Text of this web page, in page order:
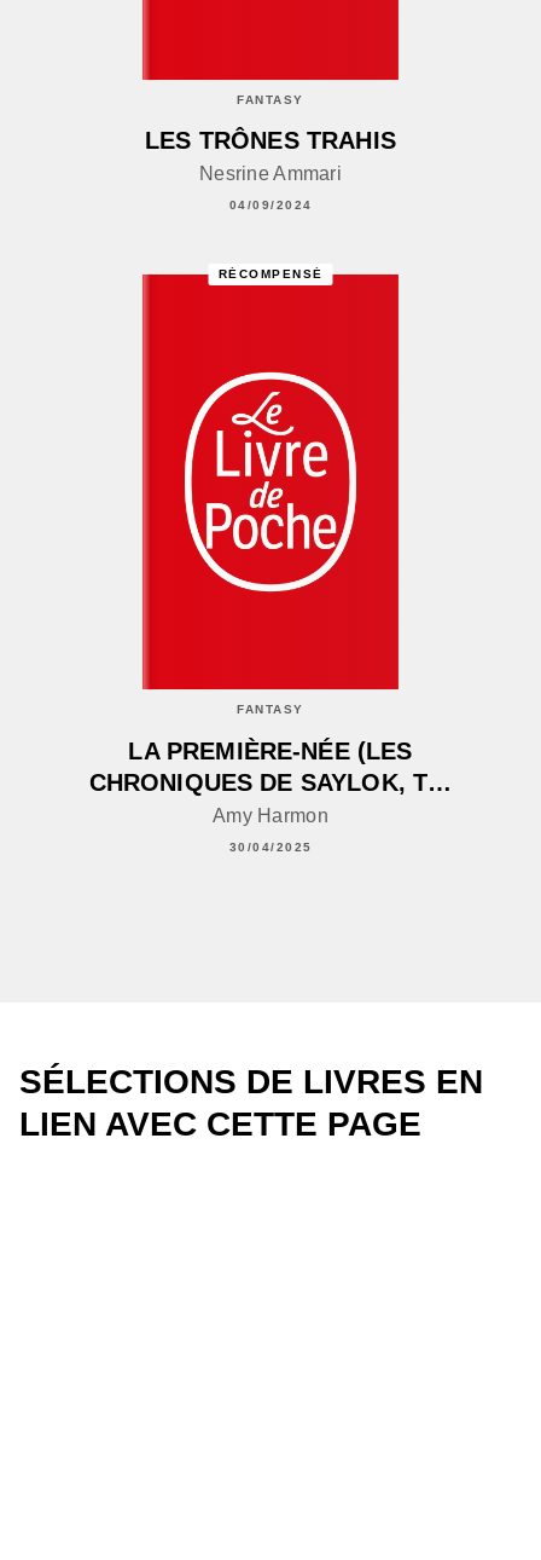
FANTASY
LES TRÔNES TRAHIS
Nesrine Ammari
04/09/2024
RÉCOMPENSÉ
FANTASY
LA PREMIÈRE-NÉE (LES
CHRONIQUES DE SAYLOK, T…
Amy Harmon
30/04/2025
SÉLECTIONS DE LIVRES EN
LIEN AVEC CETTE PAGE